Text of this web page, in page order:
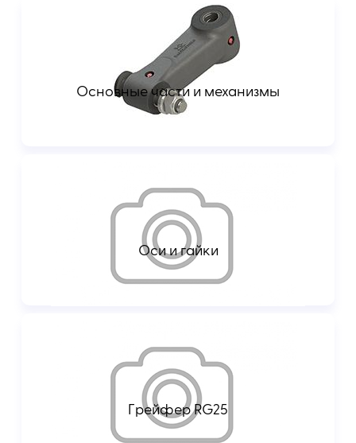
Основные части и механизмы
Оси и гайки
Грейфер RG25